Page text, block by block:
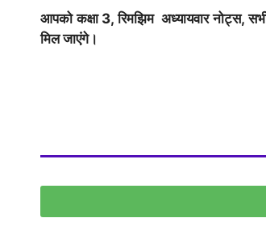
आपको कक्षा 3, रिमझिम अध्यायवार नोट्स,
मिल जाएंगे।